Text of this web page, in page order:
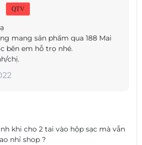
5.0 và Bluetooth 5.1 là gì?
thể mong đợi kết nối nhanh hơn mà tiêu tốn ít
bị. Các thiết bị có Bluetooth 5.1 có thể chọn
và không phải thực hiện theo thứ tự kênh
giảm tỷ lệ các thiết bị Bluetooth cố gắng 'nói
của nhau trong không gian bận rộn.
QTV
mang sản phẩm qua 188 Mai
bên em hỗ trọ nhé.
chị.
khi cho 2 tai vào hộp sạc mà vẫn
nhỉ shop ?